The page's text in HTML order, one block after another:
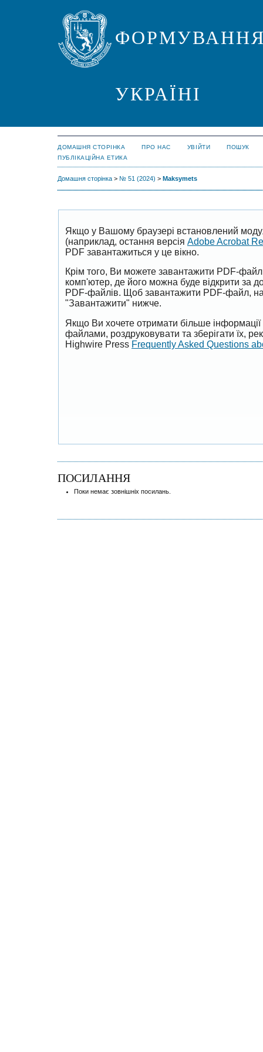
УКРАЇНІ
ДОМАШНЯ СТОРІНКА ПРО НАС УВІЙТИ
ПОШУК
ПУБЛІКАЦІЙНА ЕТИКА
Домашня сторінка > № 51 (2024) > Maksymets
Якщо у Вашому браузері встановлений
(наприклад, остання версія Adobe Acrobat
PDF завантажиться у це вікно.
Крім того, Ви можете завантажити PDF-
комп'ютер, де його можна буде відкрити за
PDF-файлів. Щоб завантажити PDF-файл,
"Завантажити" нижче.
Якщо Ви хочете отримати більше
файлами, роздруковувати та зберігати їх,
Highwire Press Frequently Asked Questions
ПОСИЛАННЯ
Поки немає зовнішніх посилань.